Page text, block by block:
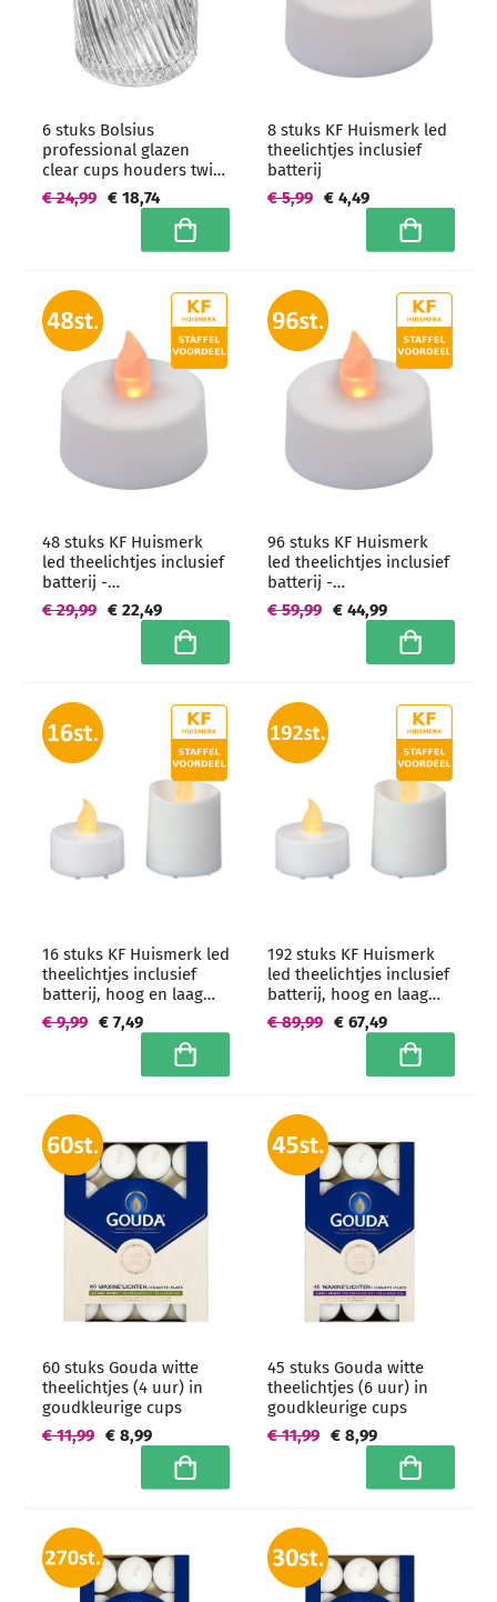
6 stuks Bolsius
professional glazen
clear cups houders twist
76/59 mm -
grootverpakking
€ 18,74
€ 24,99
In winkelwagen
8 stuks KF Huismerk led
theelichtjes inclusief
batterij
€ 4,49
€ 5,99
In
48 stuks KF Huismerk
led theelichtjes inclusief
batterij -
grootverpakking
€ 22,49
€ 29,99
In winkelwagen
96 stuks KF Huismerk
led theelichtjes inclusief
batterij -
grootverpakking
€ 44,99
€ 59,99
In
16 stuks KF Huismerk led
theelichtjes inclusief
batterij, hoog en laag
model € 7,49
€ 9,99
In winkelwagen
192 stuks KF Huismerk
led theelichtjes inclusief
batterij, hoog en laag
model - grootverpakking
€ 67,49
€ 89,99
In
60 stuks Gouda witte
theelichtjes (4 uur) in
goudkleurige cups
€ 8,99
€ 11,99
In winkelwagen
45 stuks Gouda witte
theelichtjes (6 uur) in
goudkleurige cups
€ 8,99
€ 11,99
In